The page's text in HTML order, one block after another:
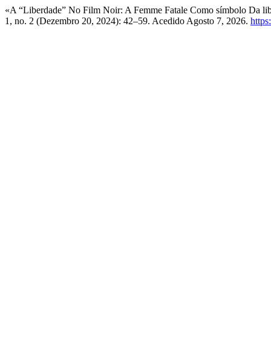
«A “Liberdade” No Film Noir: A Femme Fatale Como símbolo Da
1, no. 2 (Dezembro 20, 2024): 42–59. Acedido Agosto 7, 2026.